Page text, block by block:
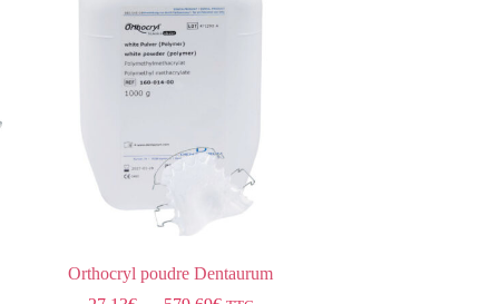
Orthocryl poudre Dentaurum